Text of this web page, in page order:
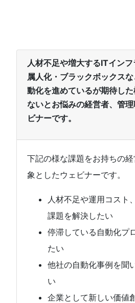
人材不足や増大するITインフ
属人化・ブラックボックス
動化を進めているが期待し
ないとお悩みの経営者、管
ビナーです。
下記の様な課題をお持ちの
象としたウェビナーです。
人材不足や運用コスト
課題を解決したい
停滞している自動化プ
たい
他社の自動化事例を聞
い
企業として新しい価値